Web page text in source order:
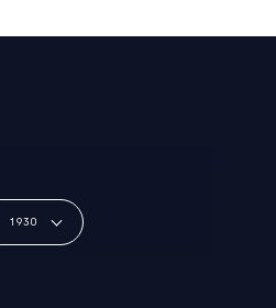
1930